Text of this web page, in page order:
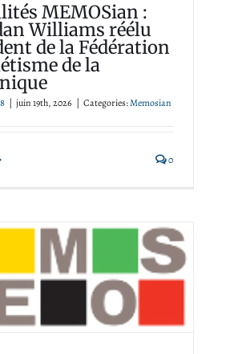
MEMOSian :
Williams réélu
de la Fédération
de la
| juin 19th, 2026 | Categories:Memosian
0
un MEMOSien !
d’inscription à
en espagnol est
jusqu’au 30 juin